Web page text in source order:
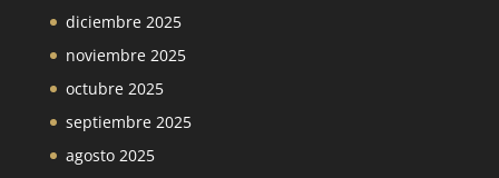
diciembre 2025
noviembre 2025
octubre 2025
septiembre 2025
agosto 2025